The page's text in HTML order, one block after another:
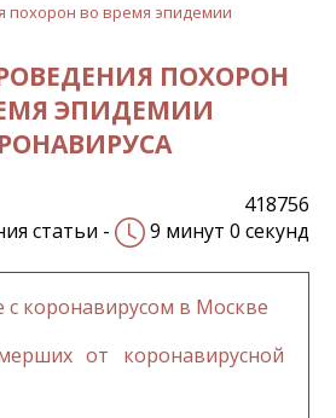
похорон во время эпидемии
ПОХОРОН
ЭПИДЕМИИ
418756
статьи -
9 минут 0 секунд
коронавирусом в Москве
от коронавирусной